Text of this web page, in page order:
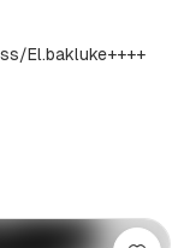
El.bakluke++++